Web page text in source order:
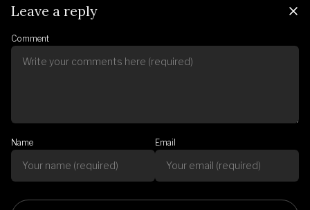
Leave a reply
Comment
Name Email